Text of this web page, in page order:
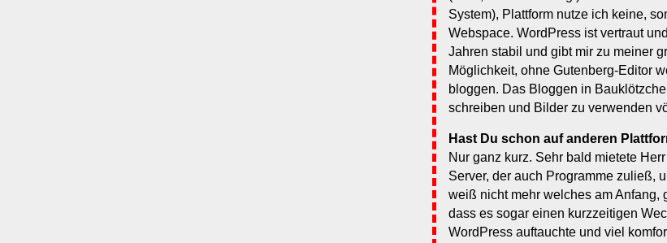
System), Plattform nutze ich keine,
Webspace. WordPress ist vertraut
Jahren stabil und gibt mir zu meiner
Möglichkeit, ohne Gutenberg-Editor
bloggen. Das Bloggen in
schreiben und Bilder zu verwenden
Hast Du schon auf anderen
Nur ganz kurz. Sehr bald mietete
Server, der auch Programme zuließ,
weiß nicht mehr welches am Anfang,
dass es sogar einen kurzzeitigen
WordPress auftauchte und viel